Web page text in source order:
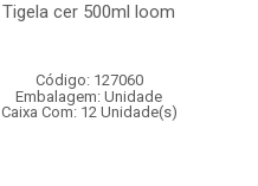
Tigela cer 500ml loom
Código: 127060
Embalagem: Unidade
Caixa Com: 12 Unidade(s)